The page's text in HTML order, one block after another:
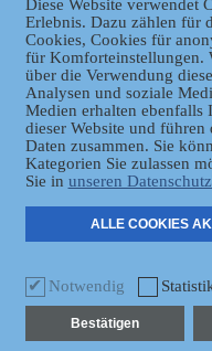
Datenschutz
Diese Website verwendet
Erlebnis. Dazu zählen für
Cookies, Cookies für
für Komforteinstellungen.
über die Verwendung
Analysen und soziale
Medien erhalten ebenfalls
dieser Website und
Daten zusammen. Sie
Kategorien Sie zulassen
Sie in unseren
ALLE COOKIES
Notwendig
Bestätigen